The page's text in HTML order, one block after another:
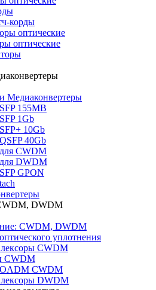
корды
оптические
оптические
Медиаконвертеры
155MB
1Gb
10Gb
40Gb
CWDM
DWDM
GPON
DWDM
CWDM, DWDM
уплотнения
CWDM
CWDM
CWDM
DWDM